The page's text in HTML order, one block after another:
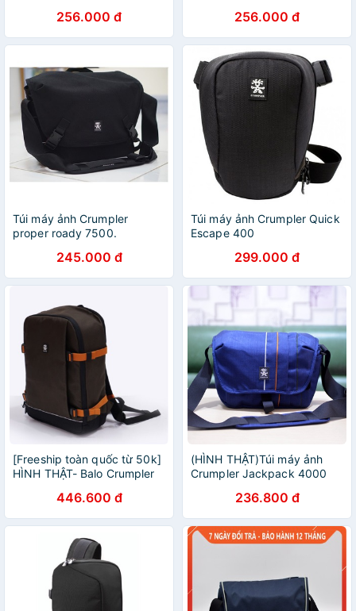
256.000 đ 256.000 đ
Túi máy ảnh Crumpler
proper roady 7500.
245.000 đ
Túi máy ảnh Crumpler Quick
Escape 400
299.000 đ
[Freeship toàn quốc từ 50k]
HÌNH THẬT- Balo Crumpler
446.600 đ
(HÌNH THẬT)Túi máy ảnh
Crumpler Jackpack 4000
236.800 đ